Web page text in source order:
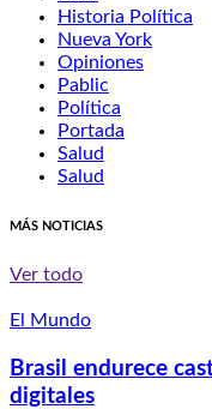
Historia Política
Nueva York
Opiniones
Pablic
Política
Portada
Salud
Salud
MÁS NOTICIAS
Ver todo
El Mundo
Brasil endurece
digitales